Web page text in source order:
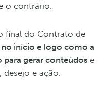
o contrário.
final do Contrato de
início e logo como a
para gerar conteúdos e
e ação.